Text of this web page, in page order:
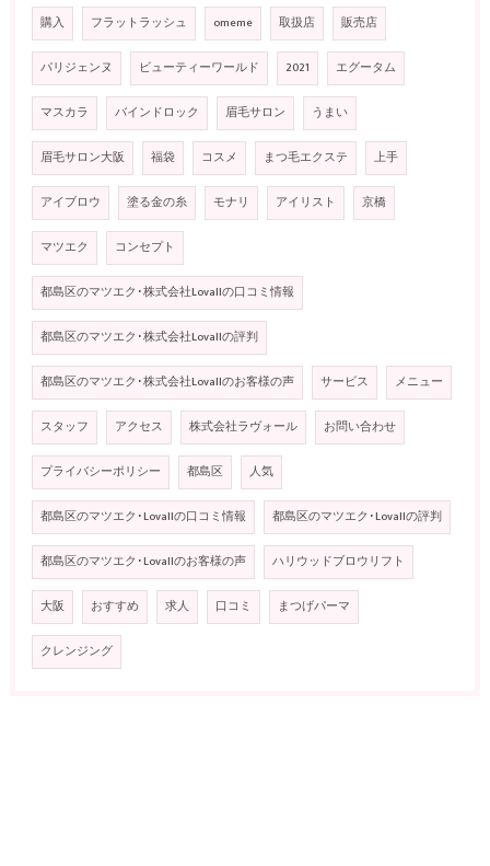
購入 フラットラッシュ omeme 取扱店 販売店
パリジェンヌ ビューティーワールド 2021 エグータム
マスカラ バインドロック 眉毛サロン うまい
眉毛サロン大阪 福袋 コスメ まつ毛エクステ 上手
アイブロウ 塗る金の糸 モナリ アイリスト 京橋
マツエク コンセプト
都島区のマツエク･株式会社Lovallの口コミ情報
都島区のマツエク･株式会社Lovallの評判
都島区のマツエク･株式会社Lovallのお客様の声 サービス メニュー
スタッフ アクセス 株式会社ラヴォール お問い合わせ
プライバシーポリシー 都島区 人気
都島区のマツエク･Lovallの口コミ情報 都島区のマツエク･Lovallの評判
都島区のマツエク･Lovallのお客様の声 ハリウッドブロウリフト
大阪 おすすめ 求人 口コミ まつげパーマ
クレンジング